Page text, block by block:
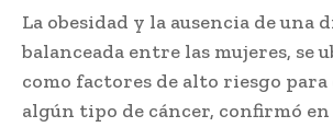
La obesidad y la ausencia de una
balanceada entre las mujeres, se
como factores de alto riesgo
algún tipo de cáncer, confirmó